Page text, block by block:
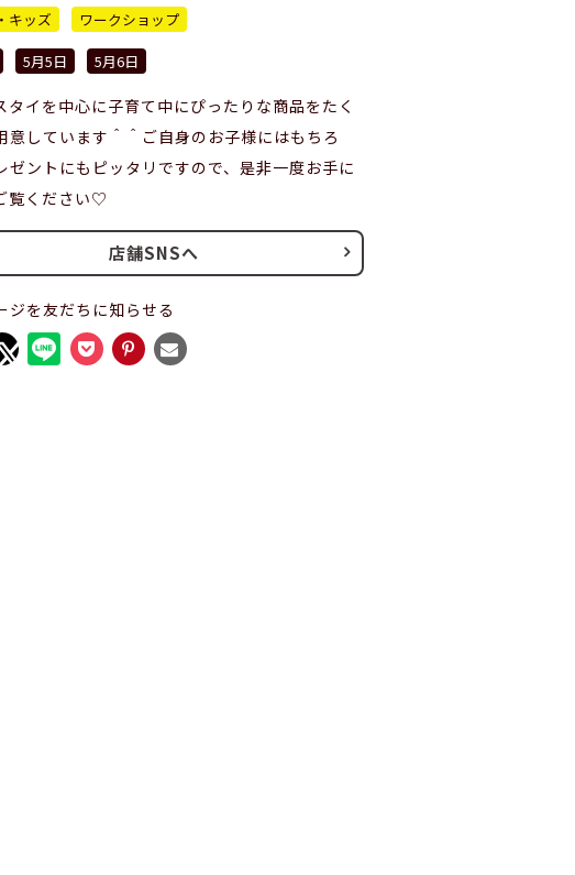
キッズ
ワークショップ
5月5日 5月6日
タイを中心に子育て中にぴったりな商品をたく
意しています＾＾ご自身のお子様にはもちろ
ゼントにもピッタリですので、是非一度お手に
覧ください♡
店舗SNSへ
ジを友だちに知らせる